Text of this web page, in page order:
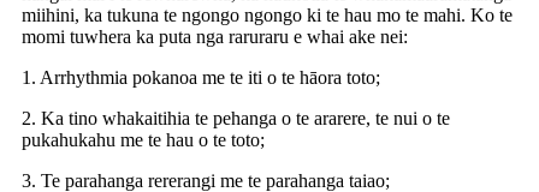
miihini, ka tukuna te ngongo ngongo ki te hau mo te mahi. Ko te
momi tuwhera ka puta nga raruraru e whai ake nei:
1. Arrhythmia pokanoa me te iti o te hāora toto;
2. Ka tino whakaitihia te pehanga o te ararere, te nui o te
pukahukahu me te hau o te toto;
3. Te parahanga rererangi me te parahanga taiao;